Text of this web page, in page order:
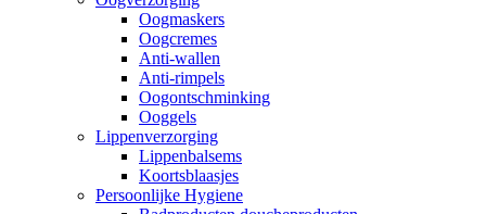
Oogmaskers
Oogcremes
Anti-wallen
Anti-rimpels
Oogontschminking
Ooggels
Lippenverzorging
Lippenbalsems
Koortsblaasjes
Persoonlijke Hygiene